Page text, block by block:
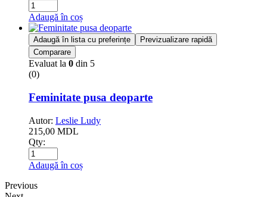
Adaugă în coș
Adaugă în lista cu preferințe
Previzualizare rapidă
Comparare
Evaluat la 0 din 5
(0)
Feminitate pusa deoparte
Autor: Leslie Ludy
215,00 MDL
Qty:
Adaugă în coș
Previous